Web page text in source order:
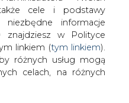
cele i podstawy
informacje
znajdziesz w Polityce
linkiem (tym linkiem).
różnych usług mogą
celach, na różnych
drukuj
skomentuj
udostępnij